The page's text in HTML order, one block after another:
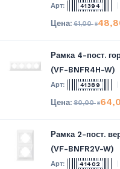
41394
61,00₴
Рамка 4-пост.
(VF-BNFR4H-W)
41389
80,00₴
Рамка 2-пост.
(VF-BNFR2V-W)
41402